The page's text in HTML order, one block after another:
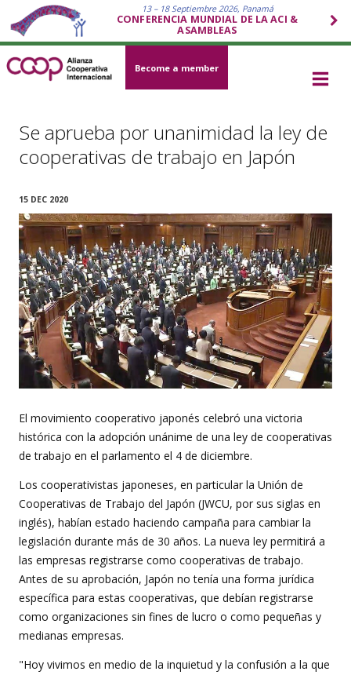
13 – 18 Septiembre 2026, Panamá
CONFERENCIA MUNDIAL DE LA ACI &
ASAMBLEAS
Become a member
Se aprueba por unanimidad la ley de
cooperativas de trabajo en Japón
15 DEC 2020
El movimiento cooperativo japonés celebró una victoria
histórica con la adopción unánime de una ley de cooperativas
de trabajo en el parlamento el 4 de diciembre.
Los cooperativistas japoneses, en particular la Unión de
Cooperativas de Trabajo del Japón (JWCU, por sus siglas en
inglés), habían estado haciendo campaña para cambiar la
legislación durante más de 30 años. La nueva ley permitirá a
las empresas registrarse como cooperativas de trabajo.
Antes de su aprobación, Japón no tenía una forma jurídica
específica para estas cooperativas, que debían registrarse
como organizaciones sin fines de lucro o como pequeñas y
medianas empresas.
"Hoy vivimos en medio de la inquietud y la confusión a la que